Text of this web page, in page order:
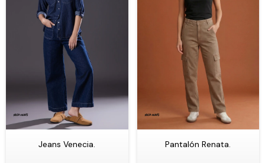
Jeans Venecia. Pantalón Renata.